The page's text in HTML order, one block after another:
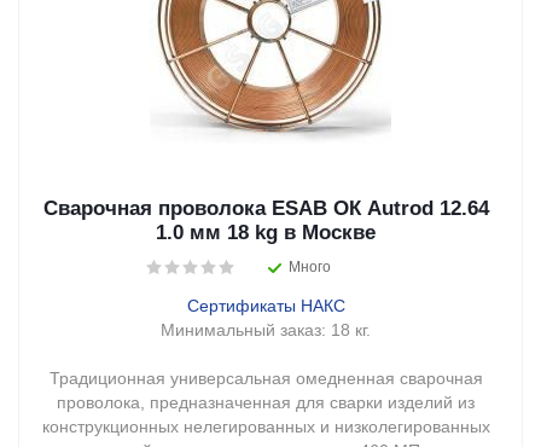
Сварочная проволока ESAB ОК Autrod 12.64
1.0 мм 18 kg в Москве
Много
Сертификаты НАКС
Минимальный заказ: 18 кг.
Традиционная универсальная омедненная сварочная
проволока, предназначенная для сварки изделий из
конструкционных нелегированных и низколегированных